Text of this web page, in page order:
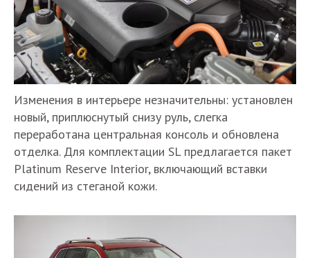
Изменения в интерьере незначительны: установлен
новый, приплюснутый снизу руль, слегка
переработана центральная консоль и обновлена
отделка. Для комплектации SL предлагается пакет
Platinum Reserve Interior, включающий вставки
сидений из стеганой кожи.